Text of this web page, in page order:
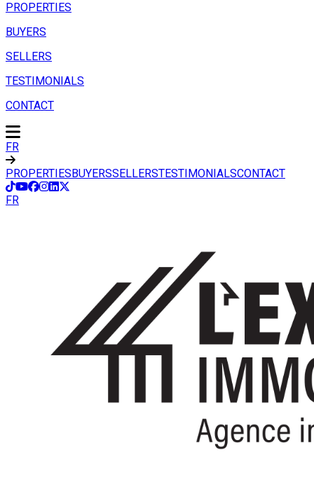
PROPERTIES
BUYERS
SELLERS
TESTIMONIALS
CONTACT
FR
PROPERTIESBUYERSSELLERSTESTIMONIALSCONTACT
FR